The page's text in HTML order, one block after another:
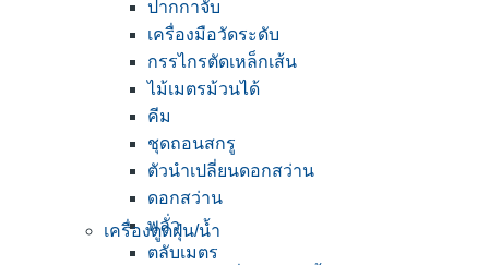
ปากกาจับ
เครื่องมือวัดระดับ
กรรไกรตัดเหล็กเส้น
ไม้เมตรม้วนได้
คีม
ชุดถอนสกรู
ตัวนำเปลี่ยนดอกสว่าน
ดอกสว่าน
พลั่ว
ตลับเมตร
เครื่องดูดฝุ่น/น้ำ